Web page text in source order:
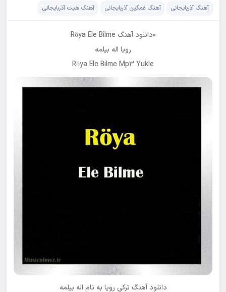
آهنگ آذربایجانی آهنگ غمگین آذربایجانی آهنگ هیت آذربایجانی
0دانلود آهنگ Röya Ele Bilme
رویا اله بیلمه
Röya Ele Bilme Mp3 Yukle
دانلود آهنگ ترکی رویا به نام اله بیلمه